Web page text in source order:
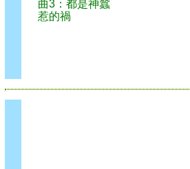
曲3：都是神蠶
惹的禍